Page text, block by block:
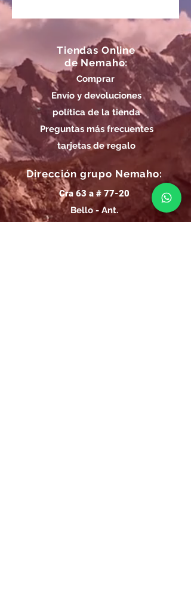
Tiendas Online
de Nemaho:
Comprar
Envío y devoluciones
política de la tienda
Preguntas más frecuentes
tarjetas de regalo
Dirección grupo Nemaho:
Cra 63 a # 77-20
Bello - Ant.